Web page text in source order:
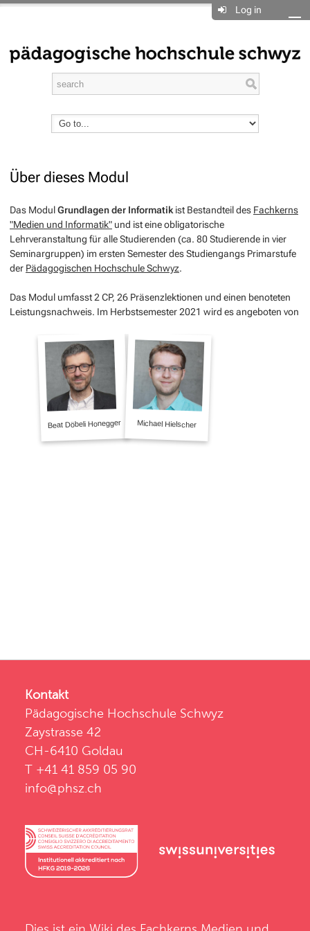
Log in
Über dieses Modul
Das ModulGrundlagen der Informatik ist Bestandteil des Fachkerns
"Medien und Informatik" und ist eine obligatorische
Lehrveranstaltung für alle Studierenden (ca. 80 Studierende in vier
Seminargruppen) im ersten Semester des Studiengangs Primarstufe
der Pädagogischen Hochschule Schwyz.
Das Modul umfasst 2 CP, 26 Präsenzlektionen und einen benoteten
Leistungsnachweis. Im Herbstsemester 2021 wird es angeboten von
Kontakt
Pädagogische Hochschule Schwyz
Zaystrasse 42
CH-6410 Goldau
T +41 41 859 05 90
info@phsz.ch